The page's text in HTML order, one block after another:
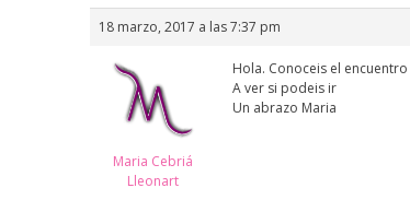
18 marzo, 2017 a las 7:37 pm
Maria Cebriá
Lleonart
Hola. Conoceis el
A ver si podeis ir
Un abrazo Maria